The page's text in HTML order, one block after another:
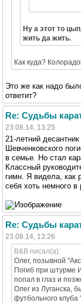
Ну а этот то
жить да жить.
Как куда?
Это же как надо
ответит?
Re: Судьбы
23.08.14, 13:25
21-летний
Шевченковского
в семье. Но стал
Классный
гимн. Я видела, как
себя хоть немного в
Re: Судьбы
23.08.14, 13:26
B&B писал(а):
Олег, позывной
Погиб при штурме
попал в глаз и
Олег из Луганска,
футбольного